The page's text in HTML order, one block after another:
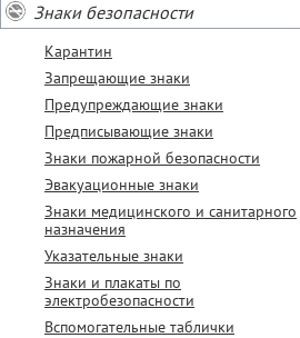
Знаки безопасности
Карантин
Запрещающие знаки
Предупреждающие знаки
Предписывающие знаки
Знаки пожарной безопасности
Эвакуационные знаки
Знаки медицинского и санитарного
назначения
Указательные знаки
Знаки и плакаты по
электробезопасности
Вспомогательные таблички